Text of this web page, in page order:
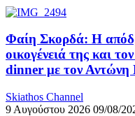
Φαίη Σκορδά: Η
οικογένειά της και
dinner με τον Αντώνη
Skiathos Channel
9 Αυγούστου 2026 09/08/